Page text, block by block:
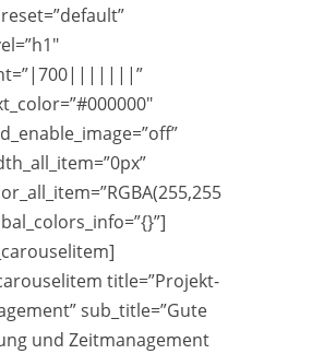
title=”Projekt-
sub_title=”Gute
und Zeitmanagement